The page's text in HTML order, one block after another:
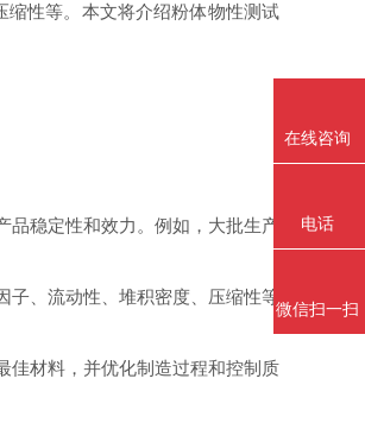
性等。本文将介绍粉体物性测试
稳定性和效力。例如，大批生产
、流动性、堆积密度、压缩性等
材料，并优化制造过程和控制质
在线咨询
电话
微信扫一扫